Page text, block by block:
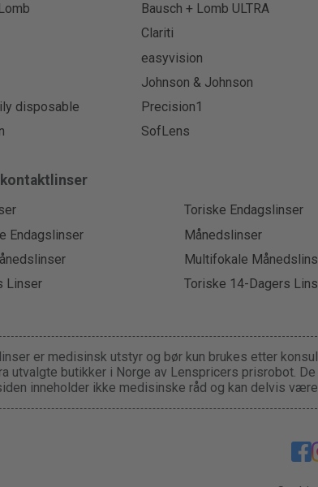
Bausch + Lomb ULTRA
Clariti
easyvision
Johnson & Johnson
disposable
Precision1
SofLens
Toriske Endagslinser
Endagslinser
Månedslinser
Multifokale
Linser
Toriske 14-Dagers
er medisinsk utstyr og bør kun brukes etter
utvalgte butikker i Norge av Lenspricers prisrobot.
inneholder ikke medisinske råd og kan delvis